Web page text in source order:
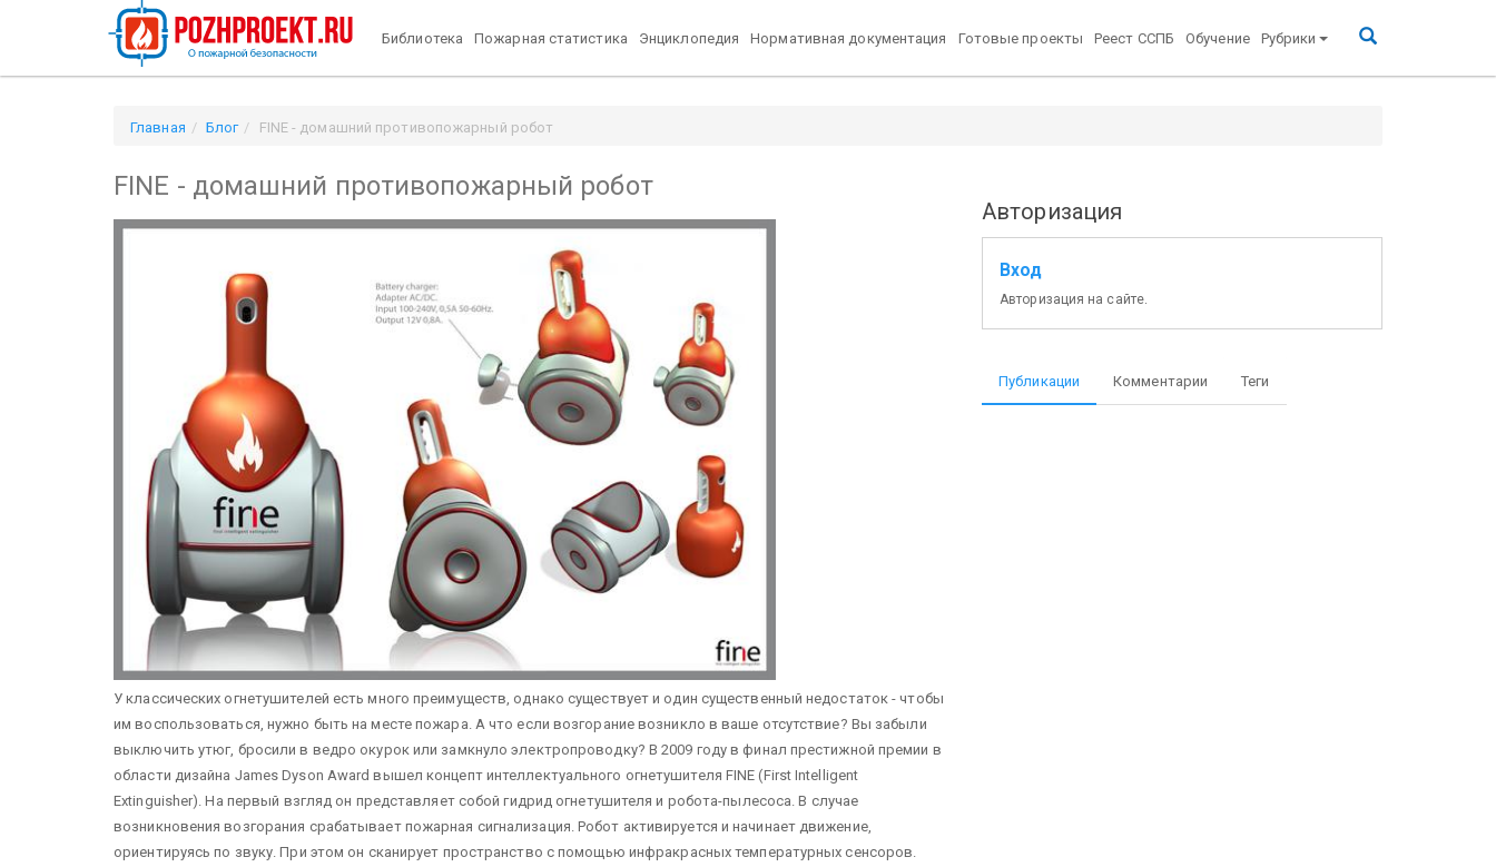
Библиотека Пожарная статистика Энциклопедия Нормативная документация Готовые проекты Реест ССПБ Обучение Рубрики
Главная Блог FINE - домашний противопожарный робот
FINE - домашний противопожарный робот
У классических огнетушителей есть много преимуществ, однако существует и один существенный недостаток - чтобы
им воспользоваться, нужно быть на месте пожара. А что если возгорание возникло в ваше отсутствие? Вы забыли
выключить утюг, бросили в ведро окурок или замкнуло электропроводку? В 2009 году в финал престижной премии в
области дизайна James Dyson Award вышел концепт интеллектуального огнетушителя FINE (First Intelligent
Extinguisher). На первый взгляд он представляет собой гидрид огнетушителя и робота-пылесоса.В случае
возникновения возгорания срабатывает пожарная сигнализация. Робот активируется и начинает движение,
ориентируясь по звуку. При этом он сканирует пространство с помощью инфракрасных температурных сенсоров.
Авторизация
Вход
Авторизация на сайте.
Публикации Комментарии Теги